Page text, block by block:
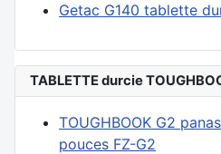
Getac G140 tablette
TABLETTE durcie
TOUGHBOOK G2
pouces FZ-G2